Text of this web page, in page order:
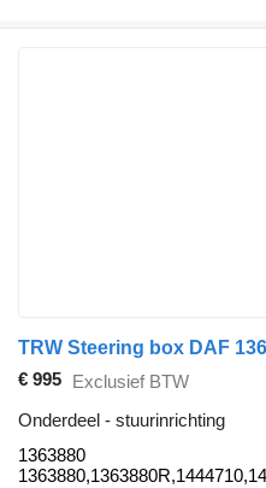
€ 995 Exclusief BTW
Onderdeel - stuurinrichting
1363880